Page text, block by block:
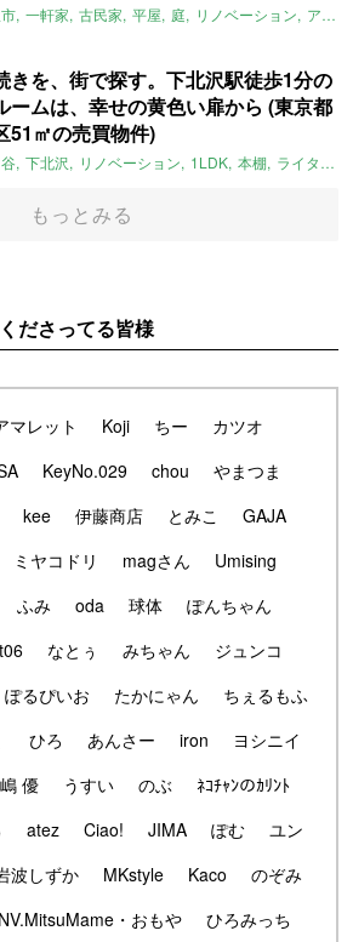
一軒家 古民家 平屋 庭 リノベーション アメリカンハウス
きを、街で探す。下北沢駅徒歩1分の
ームは、幸せの黄色い扉から (東京都
51㎡の売買物件)
下北沢 リノベーション 1LDK 本棚 ライター：ほしりょうこ
もっとみる
ださってる皆様
マレット Koji ちー
カツオ
KeyNo.029 chou
やまつま
kee 伊藤商店 とみこ
GAJA
ミヤコドリ magさん
Umising
ふみ oda 球体
ぽんちゃん
なとぅ みちゃん
ジュンコ
ぽるぴいお たかにゃん
ちぇるもふ
ひろ あんさー iron
ヨシニイ
優 うすい のぶ
ﾈｺﾁｬﾝのｶﾘﾝﾄ
atez Ciao! JIMA ぽむ
ユン
波しずか MKstyle Kaco
のぞみ
・おもや
ひろみっち